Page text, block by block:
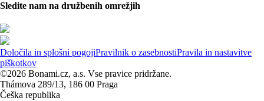
Sledite nam na družbenih omrežjih
Določila in splošni pogojiPravilnik o zasebnostiPravila in nastavitve
piškotkov
©2026 Bonami.cz, a.s. Vse pravice pridržane.
Thámova 289/13, 186 00 Praga
Češka republika